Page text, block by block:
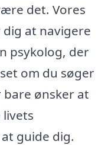
det. Vores
at navigere
psykolog, der
om du søger
ønsker at
guide dig.